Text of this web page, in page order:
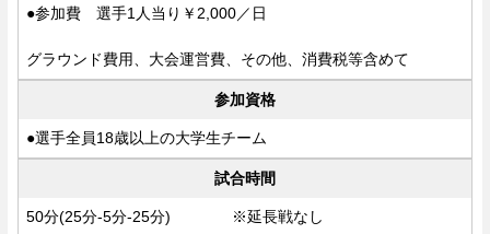
●参加費 選手1人当り￥2,000／日
グラウンド費用、大会運営費、その他、消費税等含めて
参加資格
●選手全員18歳以上の大学生チーム
試合時間
50分(25分-5分-25分) ※延長戦なし